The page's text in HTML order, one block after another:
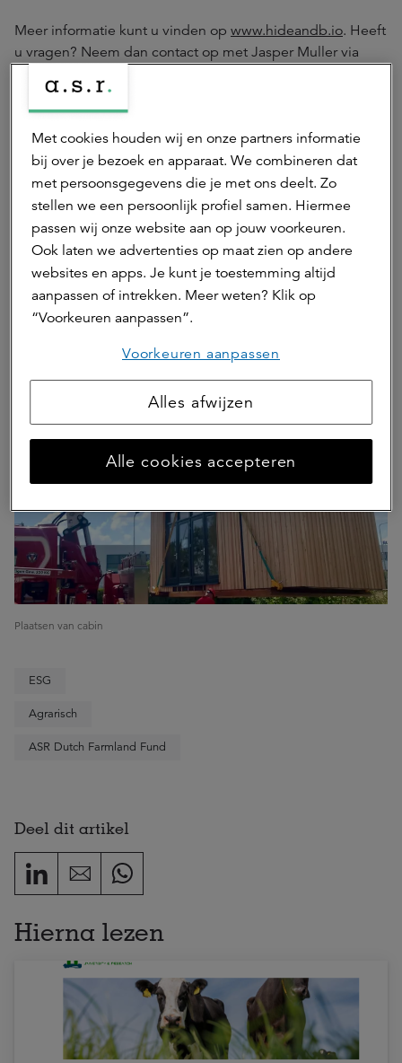
Meer informatie kunt u vinden op www.hideandb.io. Heeft
u vragen? Neem dan contact op met Jasper Muller via
Plaatsen van cabin
ESG
Agrarisch
ASR Dutch Farmland Fund
Deel dit artikel
Hierna lezen
Met cookies houden wij en onze partners informatie
bij over je bezoek en apparaat. We combineren dat
met persoonsgegevens die je met ons deelt. Zo
stellen we een persoonlijk profiel samen. Hiermee
passen wij onze website aan op jouw voorkeuren.
Ook laten we advertenties op maat zien op andere
websites en apps. Je kunt je toestemming altijd
aanpassen of intrekken. Meer weten? Klik op
“Voorkeuren aanpassen”.
Voorkeuren aanpassen
Alles afwijzen
Alle cookies accepteren